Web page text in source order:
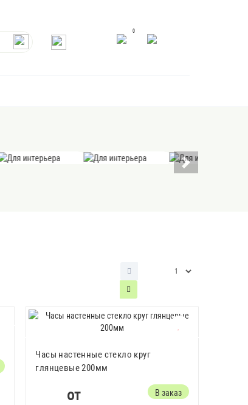
0
Часы настенные стекло круг
глянцевые 200мм
от
В заказ